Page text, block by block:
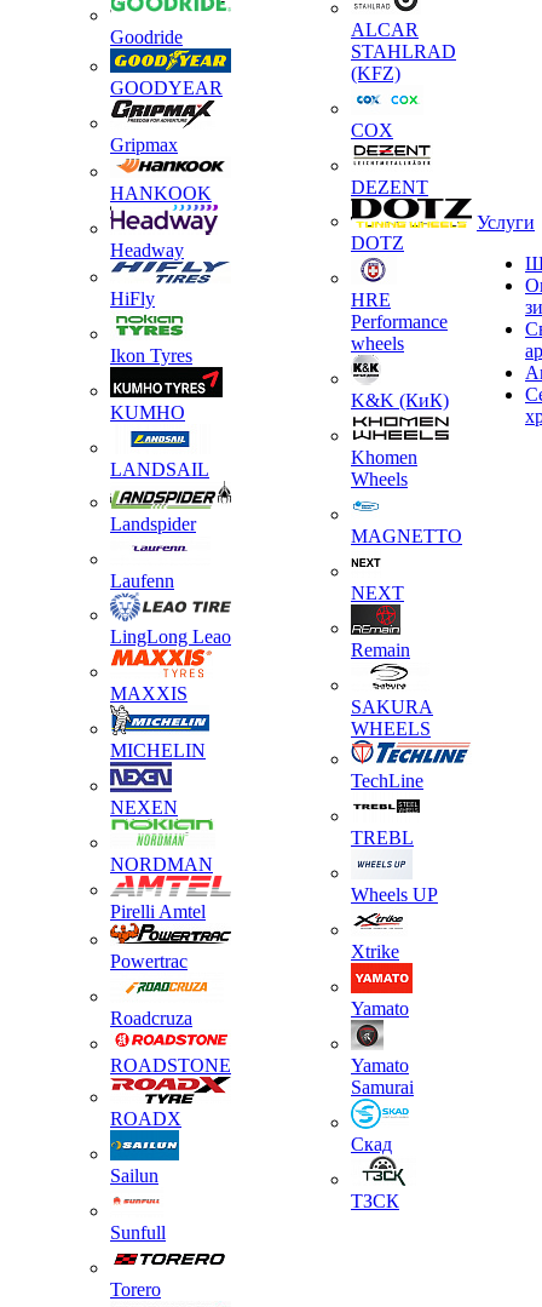
Goodride
GOODYEAR
Gripmax
HANKOOK
Headway
HiFly
Ikon Tyres
KUMHO
LANDSAIL
Landspider
Laufenn
LingLong Leao
MAXXIS
MICHELIN
NEXEN
NORDMAN
Pirelli Amtel
Powertrac
Roadcruza
ROADSTONE
ROADX
Sailun
Sunfull
Torero
ALCAR
STAHLRAD
(KFZ)
COX
DEZENT
DOTZ
HRE
Performance
wheels
K&K (КиК)
Khomen
Wheels
MAGNETTO
NEXT
Remain
SAKURA
WHEELS
TechLine
TREBL
Wheels UP
Xtrike
Yamato
Yamato
Samurai
Скад
ТЗСК
Услуги